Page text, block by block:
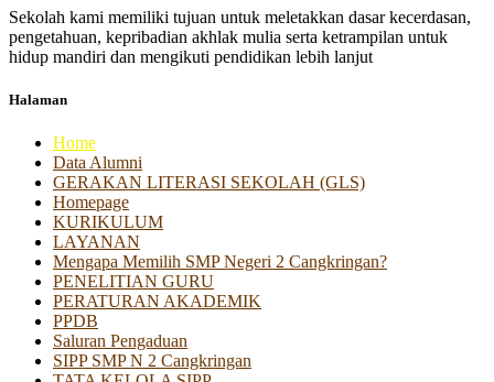
Sekolah kami memiliki tujuan untuk meletakkan dasar kecerdasan,
pengetahuan, kepribadian akhlak mulia serta ketrampilan untuk
hidup mandiri dan mengikuti pendidikan lebih lanjut
Halaman
Home
Data Alumni
GERAKAN LITERASI SEKOLAH (GLS)
Homepage
KURIKULUM
LAYANAN
Mengapa Memilih SMP Negeri 2 Cangkringan?
PENELITIAN GURU
PERATURAN AKADEMIK
PPDB
Saluran Pengaduan
SIPP SMP N 2 Cangkringan